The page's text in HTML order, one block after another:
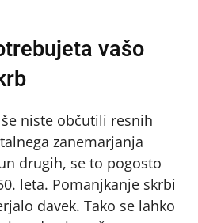
vašo
niste občutili resnih
zanemarjanja
drugih, se to pogosto
leta. Pomanjkanje skrbi
davek. Tako se lahko